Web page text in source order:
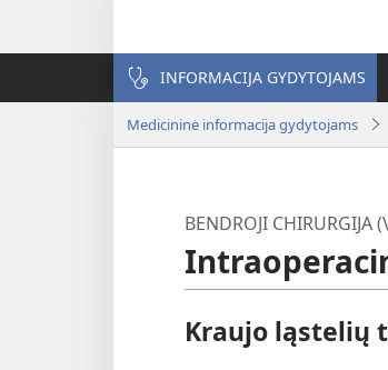
INFORMACIJA GYDYTOJAMS
Medicininė informacija gydytojams
BENDROJI CHIRURGIJA
Kraujo ląstelių